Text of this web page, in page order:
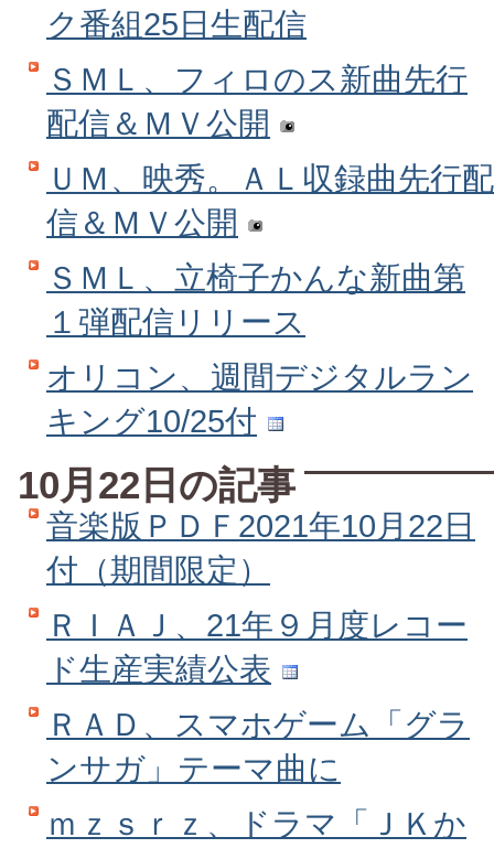
ク番組25日生配信
ＳＭＬ、フィロのス新曲先行
配信＆ＭＶ公開
ＵＭ、映秀。ＡＬ収録曲先行配
信＆ＭＶ公開
ＳＭＬ、立椅子かんな新曲第
１弾配信リリース
オリコン、週間デジタルラン
キング10/25付
10月22日の記事
音楽版ＰＤＦ2021年10月22日
付（期間限定）
ＲＩＡＪ、21年９月度レコー
ド生産実績公表
ＲＡＤ、スマホゲーム「グラ
ンサガ」テーマ曲に
ｍｚｓｒｚ、ドラマ「ＪＫか